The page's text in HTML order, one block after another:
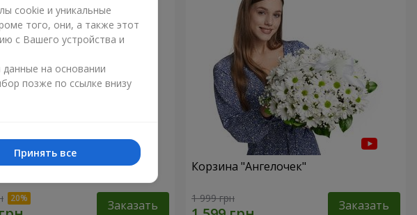
коробке "Помпадур"
Заказать
Корзина "Ангелочек"
1 999 грн Заказать
cookie и уникальные
того, они, а также этот
с Вашего устройства и
на основании
позже по ссылке внизу
Принять все